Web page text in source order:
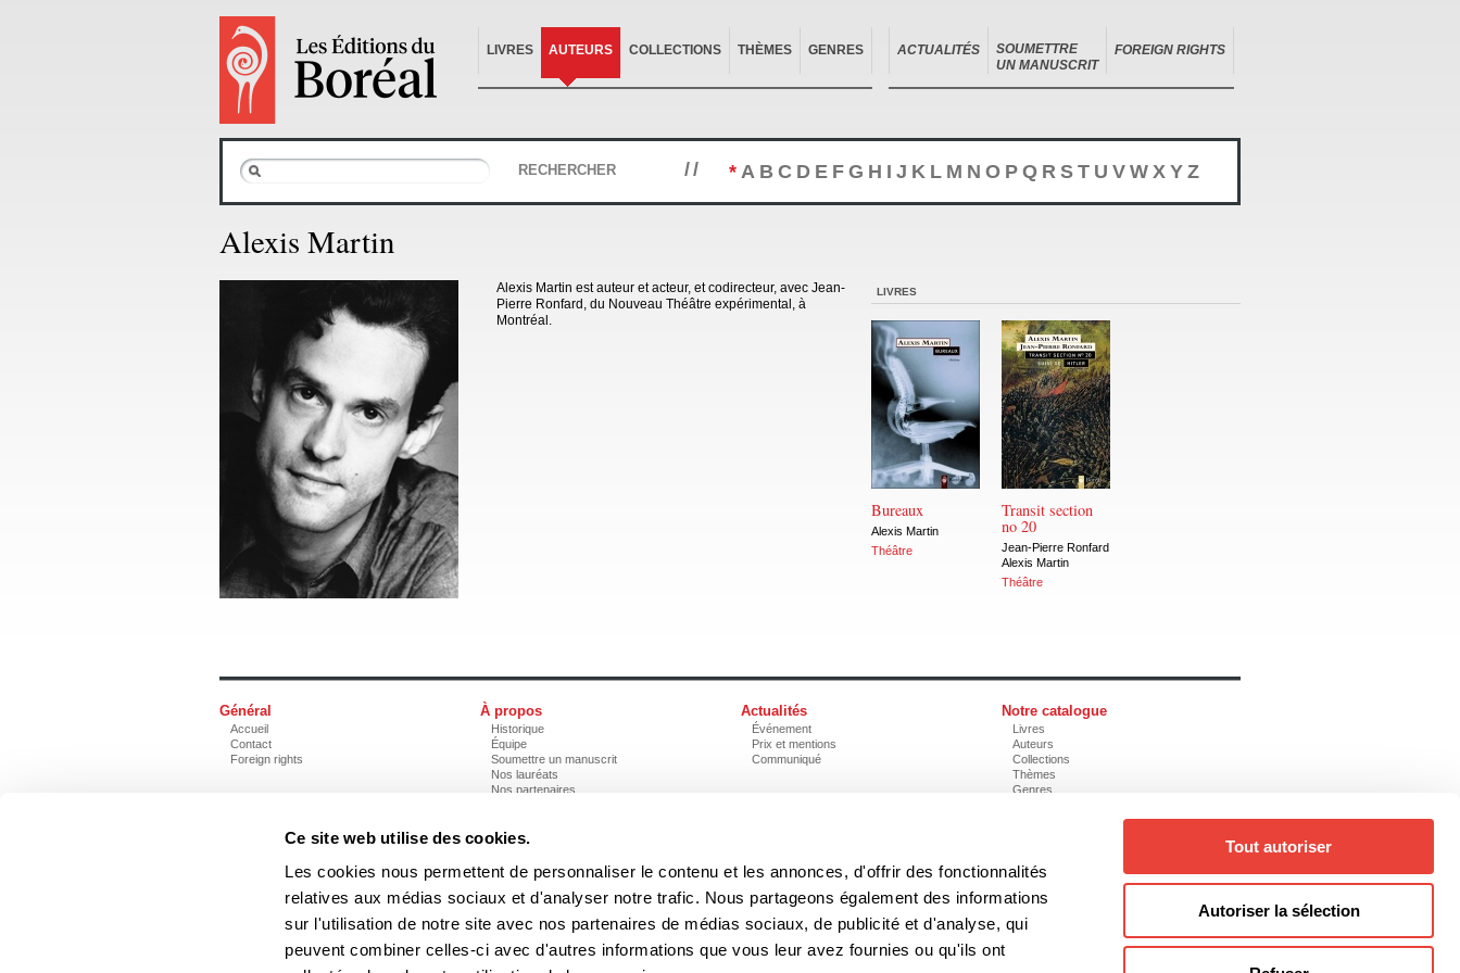
Ce site web utilise des cookies.
Les cookies nous permettent de personnaliser le contenu et les annonces, d'offrir des fonctionnalités
relatives aux médias sociaux et d'analyser notre trafic. Nous partageons également des informations
sur l'utilisation de notre site avec nos partenaires de médias sociaux, de publicité et d'analyse, qui
peuvent combiner celles-ci avec d'autres informations que vous leur avez fournies ou qu'ils ont
Tout autoriser
Autoriser la sélection
LIVRES AUTEURS COLLECTIONS THÈMES GENRES ACTUALITÉS
SOUMETTRE
UN MANUSCRIT
FOREIGN RIGHTS
RECHERCHER // * A B C D E F G H I J K L M N O P Q R S T U V W X Y Z
Alexis Martin
Alexis Martin est auteur et acteur, et codirecteur, avec Jean-
Pierre Ronfard, du Nouveau Théâtre expérimental, à
Montréal.
LIVRES
Bureaux
Alexis Martin
Théâtre
Transit section
no 20
Jean-Pierre Ronfard
Alexis Martin
Théâtre
Général
Accueil
Contact
Foreign rights
À propos
Historique
Équipe
Soumettre un manuscrit
Nos lauréats
Nos partenaires
Actualités
Événement
Prix et mentions
Communiqué
Notre catalogue
Livres
Auteurs
Collections
Thèmes
Genres
Les Éditions du Boréal
3970, rue Saint-Ambroise, Montréal (Québec), Canada H4C 2C7
Tél: (514) 287-7401 Téléc: (514) 287-7664
boreal@editionsboreal.qc.ca
Les photos des auteurs ne peuvent être reproduites sans l'autorisation des Éditions du Boréal.